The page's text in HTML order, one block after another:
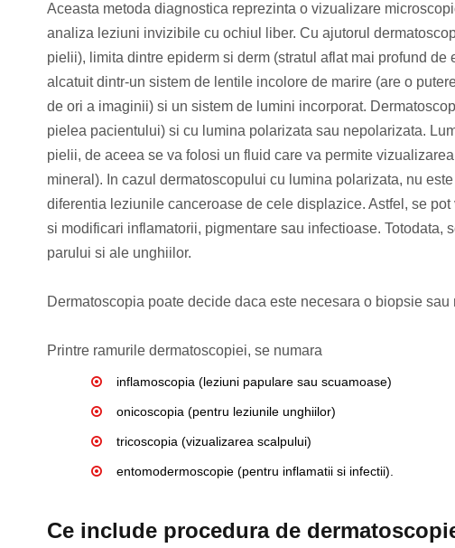
Aceasta metoda diagnostica reprezinta o vizualizare
analiza leziuni invizibile cu ochiul liber. Cu ajutorul
pielii), limita dintre epiderm si derm (stratul aflat mai profund
alcatuit dintr-un sistem de lentile incolore de marire (are o
de ori a imaginii) si un sistem de lumini incorporat.
pielea pacientului) si cu lumina polarizata sau nepolarizata.
pielii, de aceea se va folosi un fluid care va permite
mineral). In cazul dermatoscopului cu lumina polarizata, nu
diferentia leziunile canceroase de cele displazice. Astfel, se
si modificari inflamatorii, pigmentare sau infectioase.
parului si ale unghiilor.
Dermatoscopia poate decide daca este necesara o biopsie
Printre ramurile dermatoscopiei, se numara
inflamoscopia (leziuni papulare sau scuamoase)
onicoscopia (pentru leziunile unghiilor)
tricoscopia (vizualizarea scalpului)
entomodermoscopie (pentru inflamatii si infectii).
Ce include procedura de